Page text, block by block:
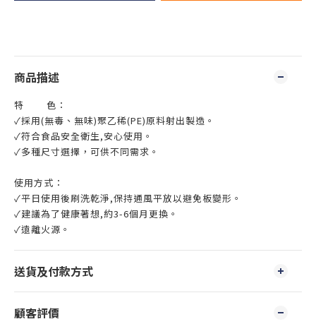
商品描述
特 色：
✓採用(無毒、無味)聚乙稀(PE)原料射出製造。
✓符合食品安全衛生,安心使用。
✓多種尺寸選擇，可供不同需求。
使用方式：
✓平日使用後刷洗乾淨,保持通風平放以避免板變形。
✓建議為了健康著想,約3-6個月更換。
✓遠離火源。
送貨及付款方式
顧客評價